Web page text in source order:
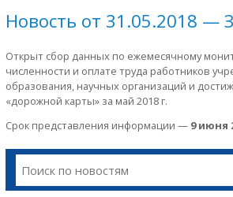
Новость от 31.05.2018
Открыт сбор данных по ежемесячному
численности и оплате труда работников
образования, научных организаций и
«дорожной карты» за май 2018 г.
Срок представления информации — 9 июня